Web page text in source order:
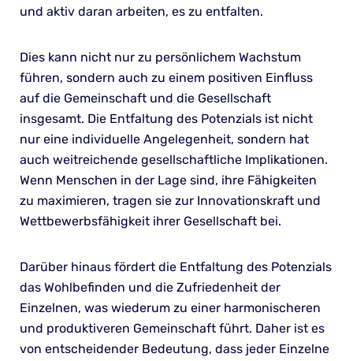
und aktiv daran arbeiten, es zu entfalten.
Dies kann nicht nur zu persönlichem Wachstum
führen, sondern auch zu einem positiven Einfluss
auf die Gemeinschaft und die Gesellschaft
insgesamt. Die Entfaltung des Potenzials ist nicht
nur eine individuelle Angelegenheit, sondern hat
auch weitreichende gesellschaftliche Implikationen.
Wenn Menschen in der Lage sind, ihre Fähigkeiten
zu maximieren, tragen sie zur Innovationskraft und
Wettbewerbsfähigkeit ihrer Gesellschaft bei.
Darüber hinaus fördert die Entfaltung des Potenzials
das Wohlbefinden und die Zufriedenheit der
Einzelnen, was wiederum zu einer harmonischeren
und produktiveren Gemeinschaft führt. Daher ist es
von entscheidender Bedeutung, dass jeder Einzelne